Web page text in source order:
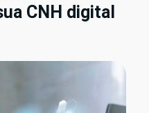
CNH digital